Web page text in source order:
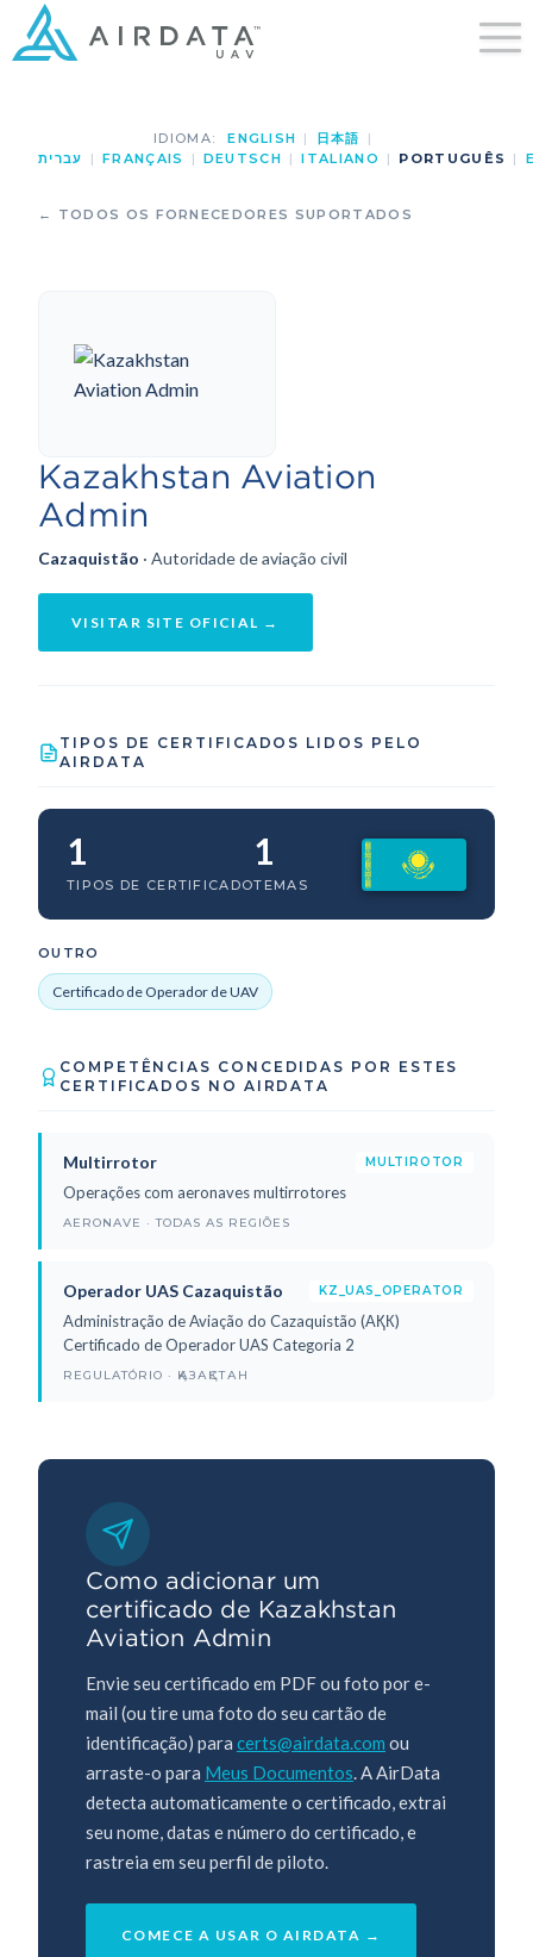
IDIOMA: ENGLISH | 日本語
|
עברית
| FRANÇAIS | DEUTSCH | ITALIANO | PORTUGUÊS |
← TODOS OS FORNECEDORES SUPORTADOS
Kazakhstan Aviation
Admin
Cazaquistão · Autoridade de aviação civil
VISITAR SITE OFICIAL →
TIPOS DE CERTIFICADOS LIDOS PELO
AIRDATA
1
TIPOS DE CERTIFICADO
1
TEMAS
OUTRO
Certificado de Operador de UAV
COMPETÊNCIAS CONCEDIDAS POR ESTES
CERTIFICADOS NO AIRDATA
Multirrotor MULTIROTOR
Operações com aeronaves multirrotores
AERONAVE · TODAS AS REGIÕES
Operador UAS Cazaquistão KZ_UAS_OPERATOR
Administração de Aviação do Cazaquistão (АҚК)
Certificado de Operador UAS Categoria 2
REGULATÓRIO · ҚАЗАҚСТАН
Como adicionar um
certificado de Kazakhstan
Aviation Admin
Envie seu certificado em PDF ou foto por e-
mail (ou tire uma foto do seu cartão de
identificação) para certs@airdata.com ou
arraste-o para Meus Documentos. A AirData
detecta automaticamente o certificado, extrai
seu nome, datas e número do certificado, e
rastreia em seu perfil de piloto.
COMECE A USAR O AIRDATA →